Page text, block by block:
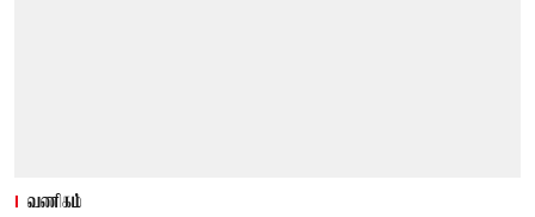
வணிகம்